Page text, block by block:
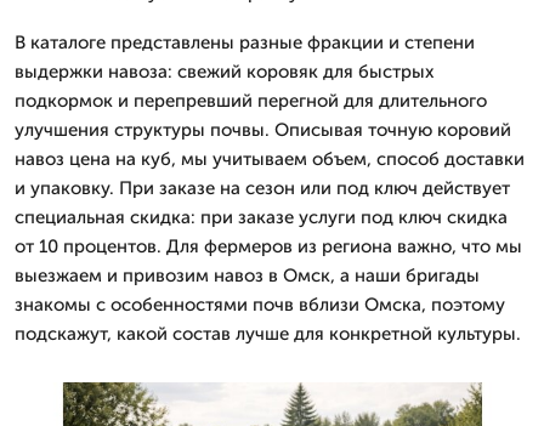
В каталоге представлены разные фракции и степени
выдержки навоза: свежий коровяк для быстрых
подкормок и перепревший перегной для длительного
улучшения структуры почвы. Описывая точную коровий
навоз цена на куб, мы учитываем объем, способ доставки
и упаковку. При заказе на сезон или под ключ действует
специальная скидка: при заказе услуги под ключ скидка
от 10 процентов. Для фермеров из региона важно, что мы
выезжаем и привозим навоз в Омск, а наши бригады
знакомы с особенностями почв вблизи Омска, поэтому
подскажут, какой состав лучше для конкретной культуры.